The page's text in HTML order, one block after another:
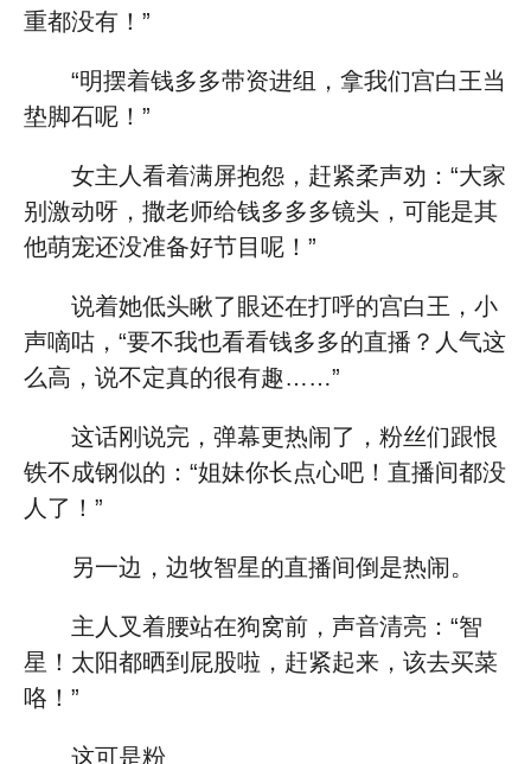
重都没有！”
“明摆着钱多多带资进组，拿我们宫白王当
垫脚石呢！”
女主人看着满屏抱怨，赶紧柔声劝：“大家
别激动呀，撒老师给钱多多多镜头，可能是其
他萌宠还没准备好节目呢！”
说着她低头瞅了眼还在打呼的宫白王，小
声嘀咕，“要不我也看看钱多多的直播？人气这
么高，说不定真的很有趣……”
这话刚说完，弹幕更热闹了，粉丝们跟恨
铁不成钢似的：“姐妹你长点心吧！直播间都没
人了！”
另一边，边牧智星的直播间倒是热闹。
主人叉着腰站在狗窝前，声音清亮：“智
星！太阳都晒到屁股啦，赶紧起来，该去买菜
咯！”
这可是粉